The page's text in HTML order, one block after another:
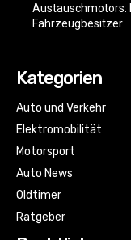
Austauschmotors:
Fahrzeugbesitzer
Kategorien
Auto und Verkehr
Elektromobilität
Motorsport
Auto News
Oldtimer
Ratgeber